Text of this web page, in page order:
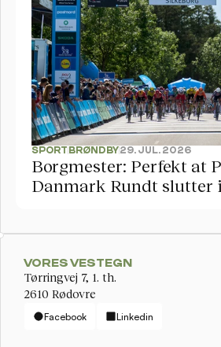
SPORT BRØNDBY29. JUL. 2026
Borgmester: Perfekt at
Danmark Rundt slutter
VORES VESTEGN
Tørringvej 7, 1. th.
2610 Rødovre
Facebook Linkedin